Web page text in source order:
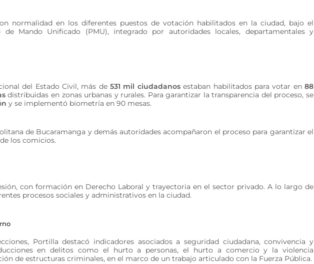
normalidad en los diferentes puestos de votación habilitados en la ciudad, bajo el
Mando Unificado (PMU), integrado por autoridades locales, departamentales y
del Estado Civil, más de531 mil ciudadanosestaban habilitados para votar en88
distribuidas en zonas urbanas y rurales. Para garantizar la transparencia del proceso, se
y se implementó biometría en 90 mesas.
de Bucaramanga y demás autoridades acompañaron el proceso para garantizar el
los comicios.
con formación en Derecho Laboral y trayectoria en el sector privado. A lo largo de
procesos sociales y administrativos en la ciudad.
Portilla destacó indicadores asociados a seguridad ciudadana, convivencia y
en delitos como el hurto a personas, el hurto a comercio y la violencia
de estructuras criminales, en el marco de un trabajo articulado con la Fuerza Pública.